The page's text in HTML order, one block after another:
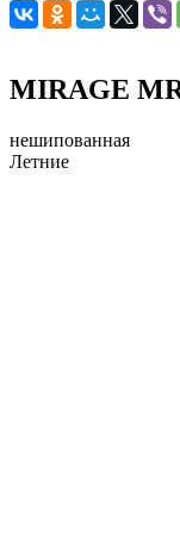
MIRAGE
нешипованная
Летние